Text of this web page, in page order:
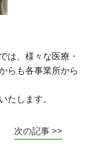
は、様々な医療・
らも各事業所から
たします。
次の記事 >>